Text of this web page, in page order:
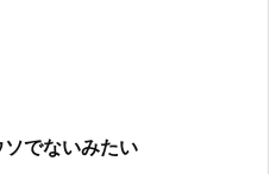
でないみたい